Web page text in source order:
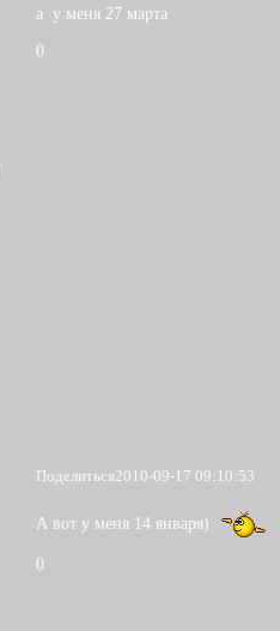
а у меня 27 марта
0
Поделиться2010-09-17 09:10:53
А вот у меня 14 января)
0